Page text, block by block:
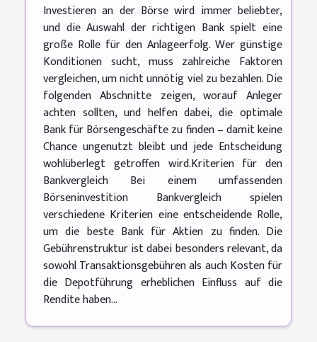
Investieren an der Börse wird immer beliebter,
und die Auswahl der richtigen Bank spielt eine
große Rolle für den Anlageerfolg. Wer günstige
Konditionen sucht, muss zahlreiche Faktoren
vergleichen, um nicht unnötig viel zu bezahlen. Die
folgenden Abschnitte zeigen, worauf Anleger
achten sollten, und helfen dabei, die optimale
Bank für Börsengeschäfte zu finden – damit keine
Chance ungenutzt bleibt und jede Entscheidung
wohlüberlegt getroffen wird.Kriterien für den
Bankvergleich Bei einem umfassenden
Börseninvestition Bankvergleich spielen
verschiedene Kriterien eine entscheidende Rolle,
um die beste Bank für Aktien zu finden. Die
Gebührenstruktur ist dabei besonders relevant, da
sowohl Transaktionsgebühren als auch Kosten für
die Depotführung erheblichen Einfluss auf die
Rendite haben...